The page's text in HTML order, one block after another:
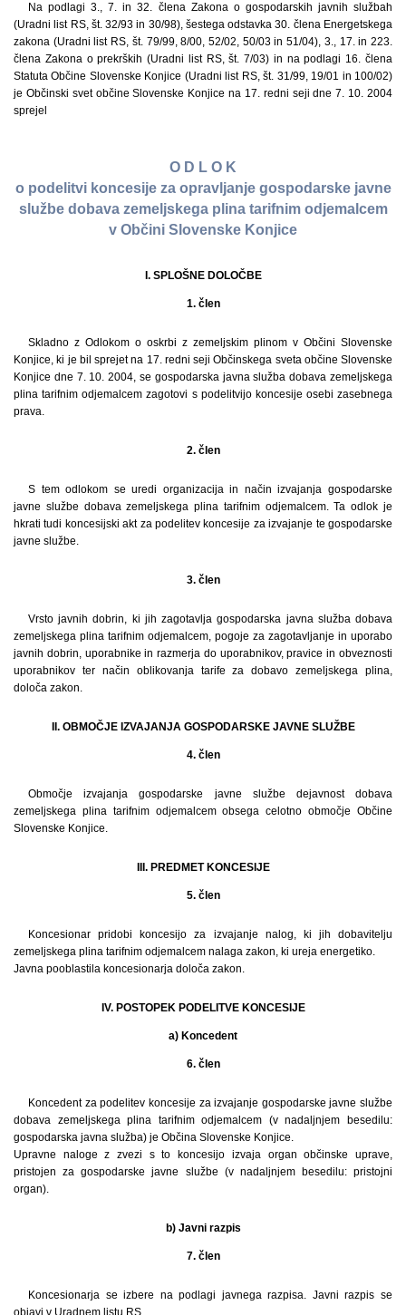
Na podlagi 3., 7. in 32. člena Zakona o gospodarskih javnih službah
(Uradni list RS, št. 32/93 in 30/98), šestega odstavka 30. člena Energetskega
zakona (Uradni list RS, št. 79/99, 8/00, 52/02, 50/03 in 51/04), 3., 17. in 223.
člena Zakona o prekrških (Uradni list RS, št. 7/03) in na podlagi 16. člena
Statuta Občine Slovenske Konjice (Uradni list RS, št. 31/99, 19/01 in 100/02)
je Občinski svet občine Slovenske Konjice na 17. redni seji dne 7. 10. 2004
sprejel
O D L O K
o podelitvi koncesije za opravljanje gospodarske javne
službe dobava zemeljskega plina tarifnim odjemalcem
v Občini Slovenske Konjice
I. SPLOŠNE DOLOČBE
1. člen
Skladno z Odlokom o oskrbi z zemeljskim plinom v Občini Slovenske
Konjice, ki je bil sprejet na 17. redni seji Občinskega sveta občine Slovenske
Konjice dne 7. 10. 2004, se gospodarska javna služba dobava zemeljskega
plina tarifnim odjemalcem zagotovi s podelitvijo koncesije osebi zasebnega
prava.
2. člen
S tem odlokom se uredi organizacija in način izvajanja gospodarske
javne službe dobava zemeljskega plina tarifnim odjemalcem. Ta odlok je
hkrati tudi koncesijski akt za podelitev koncesije za izvajanje te gospodarske
javne službe.
3. člen
Vrsto javnih dobrin, ki jih zagotavlja gospodarska javna služba dobava
zemeljskega plina tarifnim odjemalcem, pogoje za zagotavljanje in uporabo
javnih dobrin, uporabnike in razmerja do uporabnikov, pravice in obveznosti
uporabnikov ter način oblikovanja tarife za dobavo zemeljskega plina,
določa zakon.
II. OBMOČJE IZVAJANJA GOSPODARSKE JAVNE SLUŽBE
4. člen
Območje izvajanja gospodarske javne službe dejavnost dobava
zemeljskega plina tarifnim odjemalcem obsega celotno območje Občine
Slovenske Konjice.
III. PREDMET KONCESIJE
5. člen
Koncesionar pridobi koncesijo za izvajanje nalog, ki jih dobavitelju
zemeljskega plina tarifnim odjemalcem nalaga zakon, ki ureja energetiko.
Javna pooblastila koncesionarja določa zakon.
IV. POSTOPEK PODELITVE KONCESIJE
a) Koncedent
6. člen
Koncedent za podelitev koncesije za izvajanje gospodarske javne službe
dobava zemeljskega plina tarifnim odjemalcem (v nadaljnjem besedilu:
gospodarska javna služba) je Občina Slovenske Konjice.
Upravne naloge z zvezi s to koncesijo izvaja organ občinske uprave,
pristojen za gospodarske javne službe (v nadaljnjem besedilu: pristojni
organ).
b) Javni razpis
7. člen
Koncesionarja se izbere na podlagi javnega razpisa. Javni razpis se
objavi v Uradnem listu RS.